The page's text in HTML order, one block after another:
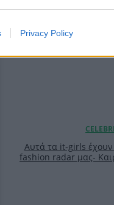
Privacy Policy
Αυτά τα it-girls έχουν
fashion radar μας-